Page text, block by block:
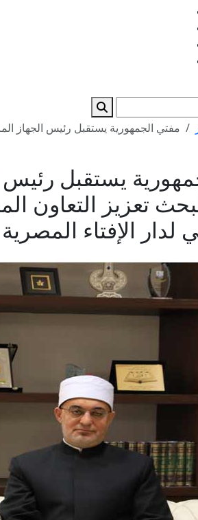
مفتي الجمهورية يستقبل رئيس الجهاز
يستقبل رئيس
لبحث تعزيز التعاون
الإفتاء المصرية